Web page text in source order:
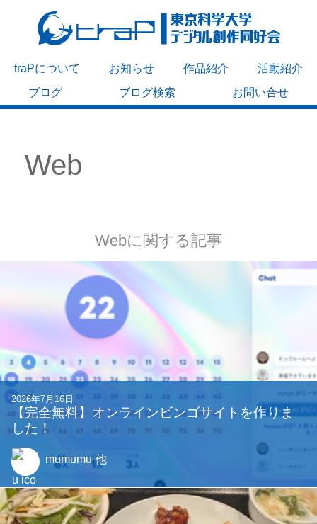
traPについて お知らせ 作品紹介
活動紹介
ブログ
ブログ検索 お問い合せ
Web
Webに関する記事
2026年7月16日
【完全無料】オンラインビンゴサイトを作りま
した！
mumumu 他